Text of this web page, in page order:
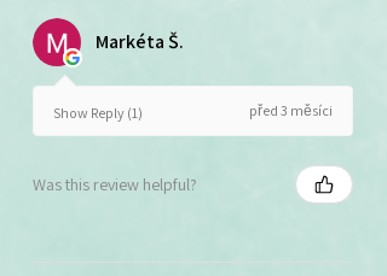
Markéta Š.
Show Reply (1) před 3 měsíci
Was this review helpful?